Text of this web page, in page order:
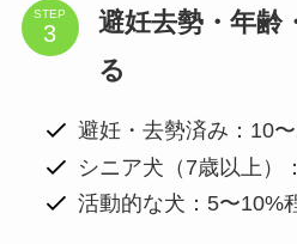
STEP
避妊去勢・年齢
る
避妊・去勢済み：10
シニア犬（7歳以上）
活動的な犬：5〜10%